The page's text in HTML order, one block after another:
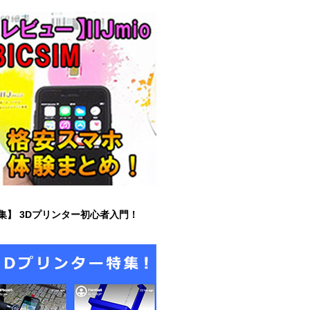
】 3Dプリンター初心者入門！